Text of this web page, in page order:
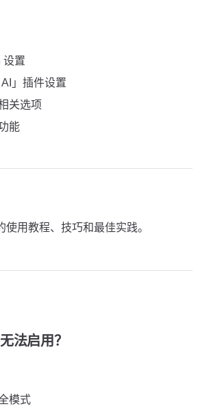
设置
」插件设置
关选项
能
使用教程、技巧和最佳实践。
法启用？
模式